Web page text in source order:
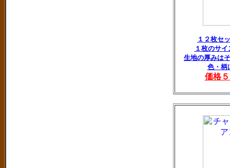
１２枚セ
１枚のサ
生地の厚みは
色・柄
価格